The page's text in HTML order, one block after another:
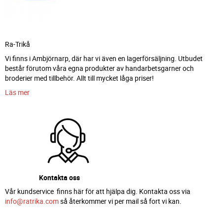
Ra-Trikå
Vi finns i Ambjörnarp, där har vi även en lagerförsäljning. Utbudet
består förutom våra egna produkter av handarbetsgarner och
broderier med tillbehör. Allt till mycket låga priser!
Läs mer
Kontakta oss
Vår kundservice finns här för att hjälpa dig. Kontakta oss via
info@ratrika.comså återkommer vi per mail så fort vi kan.